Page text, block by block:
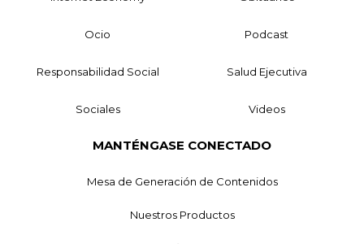
Ocio Podcast
Responsabilidad Social Salud Ejecutiva
Sociales Videos
MANTÉNGASE CONECTADO
Mesa de Generación de Contenidos
Nuestros Productos